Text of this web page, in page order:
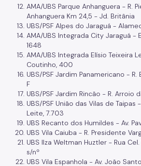
AMA/UBS Parque Anhanguera - R.
Anhanguera Km 24,5 - Jd. Britânia
UBS/PSF Alpes do Jaraguá -
AMA/UBS Integrada City Jaraguá -
1648
AMA/UBS Integrada Elísio Teixeira
Coutinho, 400
UBS/PSF Jardim Panamericano - R.
F
UBS/PSF Jardim Rincão - R. Arroio
UBS/PSF União das Vilas de Taipas
Leite, 7.703
UBS Recanto dos Humildes - Av.
UBS Vila Caiuba - R. Presidente
UBS Ilza Weltman Huztler - Rua
s/nº
UBS Vila Espanhola - Av. João